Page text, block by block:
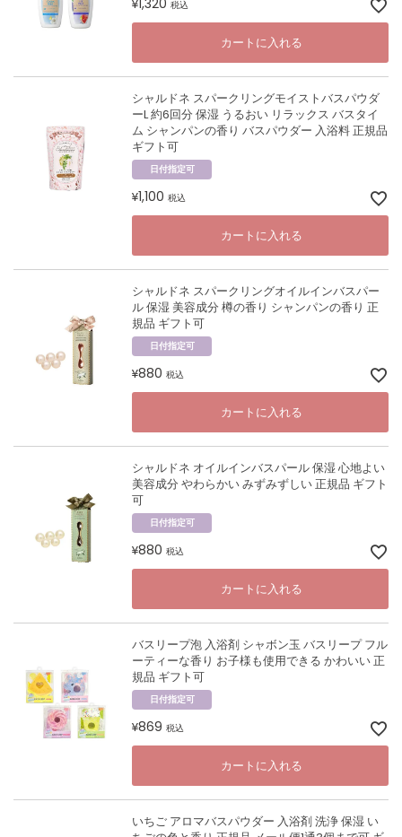
¥1,320 税込
カートに入れる
シャルドネ スパークリングモイストバスパウダ
ーL 約6回分 保湿 うるおい リラックス バスタイ
ム シャンパンの香り バスパウダー 入浴料 正規品
ギフト可
日付指定可
¥1,100 税込
カートに入れる
シャルドネ スパークリングオイルインバスパー
ル 保湿 美容成分 樽の香り シャンパンの香り 正
規品 ギフト可
日付指定可
¥880 税込
カートに入れる
シャルドネ オイルインバスパール 保湿 心地よい
美容成分 やわらかい みずみずしい 正規品 ギフト
可
日付指定可
¥880 税込
カートに入れる
バスリープ泡 入浴剤 シャボン玉 バスリープ フル
ーティーな香り お子様も使用できる かわいい 正
規品 ギフト可
日付指定可
¥869 税込
カートに入れる
いちご アロマバスパウダー 入浴剤 洗浄 保湿 い